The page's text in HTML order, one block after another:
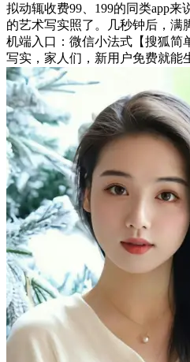
拟动辄收费99、199的同类app
的艺术写实照了。几秒钟后，满
机端入口：微信小法式【搜狐
写实，家人们，新用户免费就能